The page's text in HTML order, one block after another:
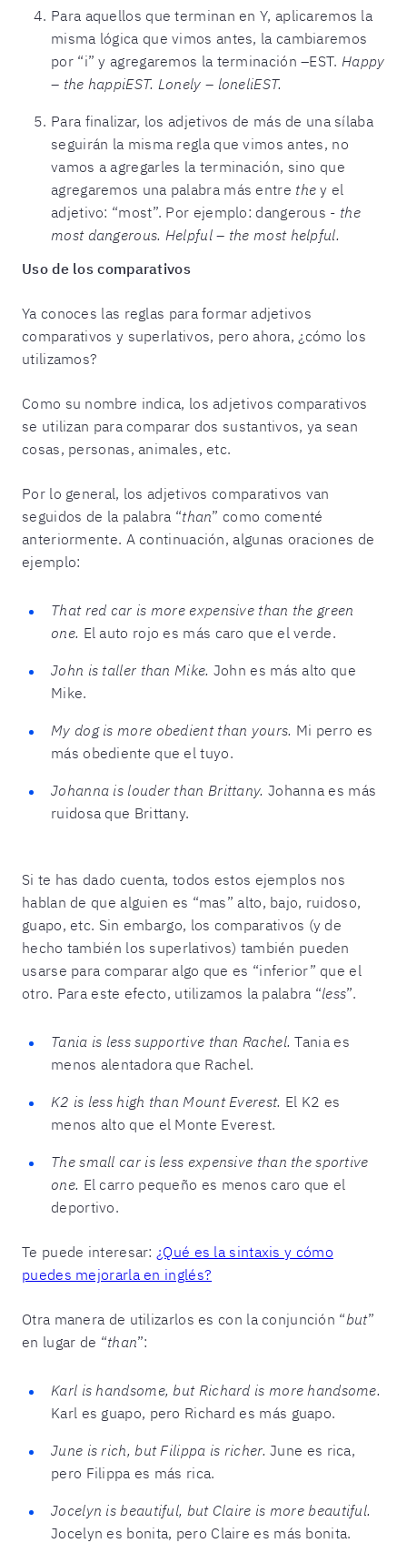
Para aquellos que terminan en Y, aplicaremos la
misma lógica que vimos antes, la cambiaremos
por “i” y agregaremos la terminación –EST. Happy
– the happiEST. Lonely – loneliEST.
Para finalizar, los adjetivos de más de una sílaba
seguirán la misma regla que vimos antes, no
vamos a agregarles la terminación, sino que
agregaremos una palabra más entre they el
adjetivo: “most”. Por ejemplo: dangerous - the
most dangerous. Helpful – the most helpful.
Uso de los comparativos
Ya conoces las reglas para formar adjetivos
comparativos y superlativos, pero ahora, ¿cómo los
utilizamos?
Como su nombre indica, los adjetivos comparativos
se utilizan para comparar dos sustantivos, ya sean
cosas, personas, animales, etc.
Por lo general, los adjetivos comparativos van
seguidos de la palabra “than” como comenté
anteriormente. A continuación, algunas oraciones de
ejemplo:
That red car is more expensive than the green
one. El auto rojo es más caro que el verde.
John is taller than Mike. John es más alto que
Mike.
My dog is more obedient than yours. Mi perro es
más obediente que el tuyo.
Johanna is louder than Brittany. Johanna es más
ruidosa que Brittany.
Si te has dado cuenta, todos estos ejemplos nos
hablan de que alguien es “mas” alto, bajo, ruidoso,
guapo, etc. Sin embargo, los comparativos (y de
hecho también los superlativos) también pueden
usarse para comparar algo que es “inferior” que el
otro. Para este efecto, utilizamos la palabra “less”.
Tania is less supportive than Rachel.Tania es
menos alentadora que Rachel.
K2 is less high than Mount Everest. El K2 es
menos alto que el Monte Everest.
The small car is less expensive than the sportive
one. El carro pequeño es menos caro que el
deportivo.
Te puede interesar: ¿Qué es la sintaxis y cómo
puedes mejorarla en inglés?
Otra manera de utilizarlos es con la conjunción “but”
en lugar de “than”:
Karl is handsome, but Richard is more handsome.
Karl es guapo, pero Richard es más guapo.
June is rich, but Filippa is richer.June es rica,
pero Filippa es más rica.
Jocelyn is beautiful, but Claire is more beautiful.
Jocelyn es bonita, pero Claire es más bonita.